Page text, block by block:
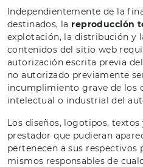
Independientemente de la
destinados, la reproducción
explotación, la distribución y
contenidos del sitio web
autorización escrita previa
no autorizado previamente
incumplimiento grave de los
intelectual o industrial del
Los diseños, logotipos,
prestador que pudieran
pertenecen a sus respectivos
mismos responsables de